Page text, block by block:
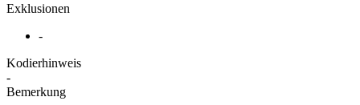
Exklusionen
-
Kodierhinweis
-
Bemerkung